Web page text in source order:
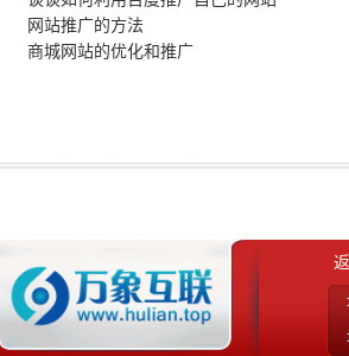
网站推广的方法
商城网站的优化和推广